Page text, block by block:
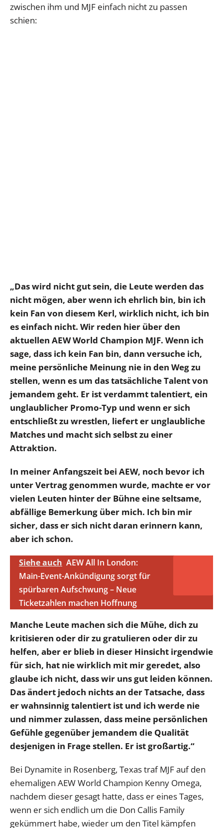
zwischen ihm und MJF einfach nicht zu passen
schien:
„Das wird nicht gut sein, die Leute werden das
nicht mögen, aber wenn ich ehrlich bin, bin ich
kein Fan von diesem Kerl, wirklich nicht, ich bin
es einfach nicht. Wir reden hier über den
aktuellen AEW World Champion MJF. Wenn ich
sage, dass ich kein Fan bin, dann versuche ich,
meine persönliche Meinung nie in den Weg zu
stellen, wenn es um das tatsächliche Talent von
jemandem geht. Er ist verdammt talentiert, ein
unglaublicher Promo-Typ und wenn er sich
entschließt zu wrestlen, liefert er unglaubliche
Matches und macht sich selbst zu einer
Attraktion.
In meiner Anfangszeit bei AEW, noch bevor ich
unter Vertrag genommen wurde, machte er vor
vielen Leuten hinter der Bühne eine seltsame,
abfällige Bemerkung über mich. Ich bin mir
sicher, dass er sich nicht daran erinnern kann,
aber ich schon.
Siehe auch AEW All In London:
Main-Event-Ankündigung sorgt für
spürbaren Aufschwung – Neue
Ticketzahlen machen Hoffnung
Manche Leute machen sich die Mühe, dich zu
kritisieren oder dir zu gratulieren oder dir zu
helfen, aber er blieb in dieser Hinsicht irgendwie
für sich, hat nie wirklich mit mir geredet, also
glaube ich nicht, dass wir uns gut leiden können.
Das ändert jedoch nichts an der Tatsache, dass
er wahnsinnig talentiert ist und ich werde nie
und nimmer zulassen, dass meine persönlichen
Gefühle gegenüber jemandem die Qualität
desjenigen in Frage stellen. Er ist großartig.“
Bei Dynamite in Rosenberg, Texas traf MJF auf den
ehemaligen AEW World Champion Kenny Omega,
nachdem dieser gesagt hatte, dass er eines Tages,
wenn er sich endlich um die Don Callis Family
gekümmert habe, wieder um den Titel kämpfen